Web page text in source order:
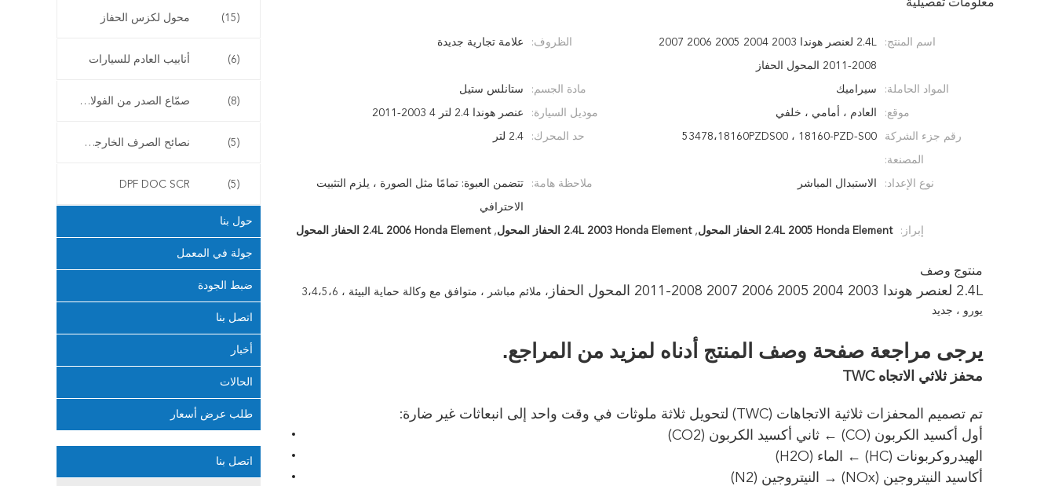
محول لكزس الحفاز (15)
أنابيب العادم للسيارات (6)
صمّاع الصدر من الفولاذ المقاوم للصدأ (8)
نصائح الصرف الخارجي للسيارات (5)
DPF DOC SCR (5)
حول بنا
جولة في المعمل
ضبط الجودة
اتصل بنا
أخبار
الحالات
طلب عرض أسعار
اتصل بنا
معلومات تفصيلية
اسم المنتج: 2.4L لعنصر هوندا 2003 2004 2005 2006 2007
2008-2011 المحول الحفاز
الظروف: علامة تجارية جديدة
المواد الحاملة: سيراميك مادة الجسم: ستانلس ستيل
موقع: العادم ، أمامي ، خلفي موديل السيارة: عنصر هوندا 2.4 لتر 4 2003-2011
رقم جزء الشركة
المصنعة:
53478،18160PZDS00 ، 18160-PZD-S00 حد المحرك: 2.4 لتر
نوع الإعداد: الاستبدال المباشر ملاحظة هامة: تتضمن العبوة: تمامًا مثل الصورة ، يلزم التثبيت
الاحترافي
إبراز: 2.4L 2005 Honda Element الحفاز المحول ,2.4L 2003 Honda Element الحفاز المحول ,2.4L 2006 Honda Element الحفاز المحول
منتوج وصف
2.4L لعنصر هوندا 2003 2004 2005 2006 2007 2008-2011 المحول الحفاز
، ملائم مباشر ، متوافق مع وكالة حماية البيئة ، 3،4،5،6
يورو ، جديد
يرجى مراجعة صفحة وصف المنتج أدناه لمزيد من المراجع.
محفز ثلاثي الاتجاه TWC
تم تصميم المحفزات ثلاثية الاتجاهات (TWC) لتحويل ثلاثة ملوثات في وقت واحد إلى انبعاثات غير ضارة:
أول أكسيد الكربون (CO) ← ثاني أكسيد الكربون (CO2)
الهيدروكربونات (HC) ← الماء (H2O)
أكاسيد النيتروجين (NOx) → النيتروجين (N2)